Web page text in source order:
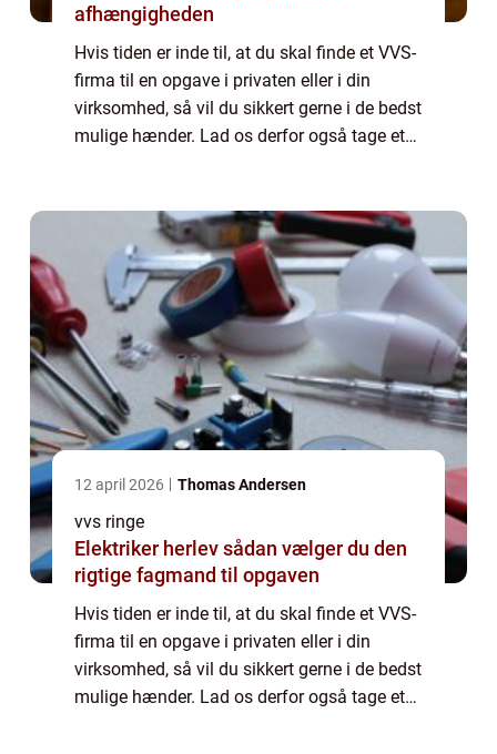
afhængigheden
Hvis tiden er inde til, at du skal finde et VVS-
firma til en opgave i privaten eller i din
virksomhed, så vil du sikkert gerne i de bedst
mulige hænder. Lad os derfor også tage et
12 april 2026 Thomas Andersen
vvs ringe
Elektriker herlev sådan vælger du den
rigtige fagmand til opgaven
Hvis tiden er inde til, at du skal finde et VVS-
firma til en opgave i privaten eller i din
virksomhed, så vil du sikkert gerne i de bedst
mulige hænder. Lad os derfor også tage et